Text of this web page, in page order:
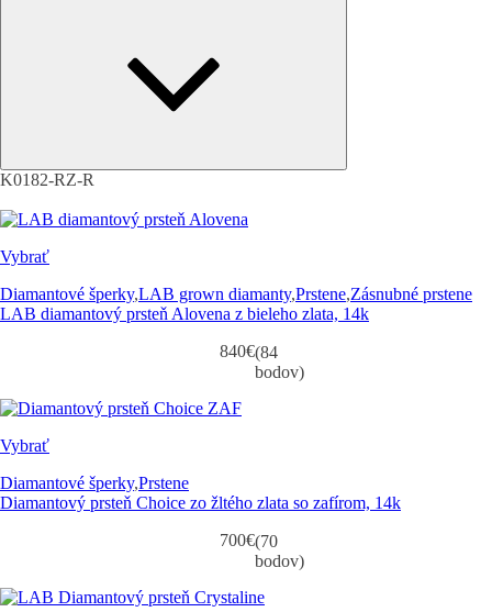
K0182-RZ-R
Vybrať
Diamantové šperky,LAB grown diamanty,Prstene,Zásnubné prstene
LAB diamantový prsteň Alovena z bieleho zlata, 14k
840€(84
bodov)
Vybrať
Diamantové šperky,Prstene
Diamantový prsteň Choice zo žltého zlata so zafírom, 14k
700€(70
bodov)